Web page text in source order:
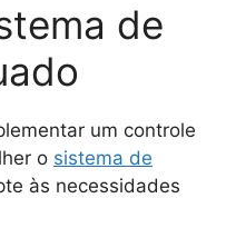
de
um controle
o sistema de
às necessidades